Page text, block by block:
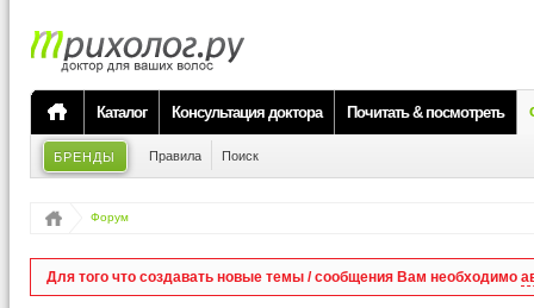
Каталог Консультация доктора Почитать & посмотреть
БРЕНДЫ Правила Поиск
Форум
Для того что создавать новые темы / сообщения Вам необходимо